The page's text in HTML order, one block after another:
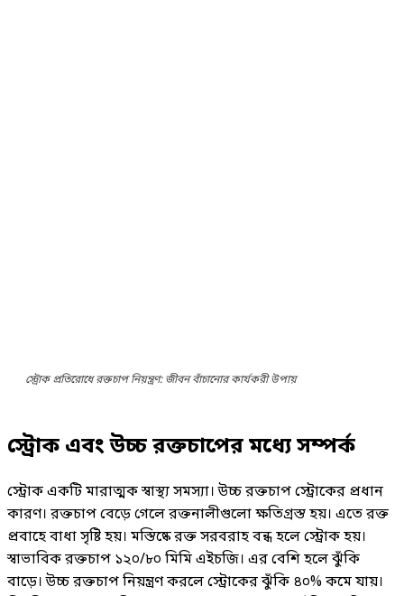
স্ট্রোক প্রতিরোধে রক্তচাপ নিয়ন্ত্রণ: জীবন বাঁচানোর কার্যকরী উপায়
স্ট্রোক এবং উচ্চ রক্তচাপের মধ্যে সম্পর্ক
স্ট্রোক একটি মারাত্মক স্বাস্থ্য সমস্যা। উচ্চ রক্তচাপ স্ট্রোকের প্রধান
কারণ। রক্তচাপ বেড়ে গেলে রক্তনালীগুলো ক্ষতিগ্রস্ত হয়। এতে রক্ত
প্রবাহে বাধা সৃষ্টি হয়। মস্তিষ্কে রক্ত সরবরাহ বন্ধ হলে স্ট্রোক হয়।
স্বাভাবিক রক্তচাপ ১২০/৮০ মিমি এইচজি। এর বেশি হলে ঝুঁকি
বাড়ে। উচ্চ রক্তচাপ নিয়ন্ত্রণ করলে স্ট্রোকের ঝুঁকি ৪০% কমে যায়।